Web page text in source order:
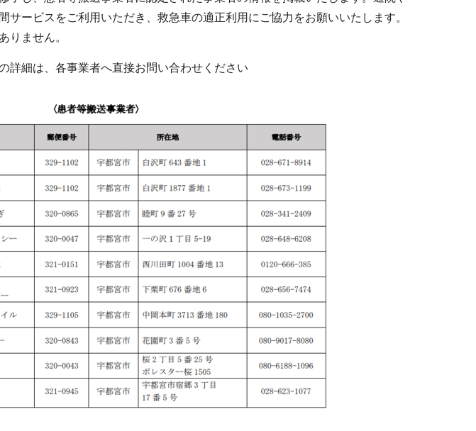
サービスをご利用いただき、救急車の適正利用にご協力をお願いいたします。
りません。
細は、各事業者へ直接お問い合わせください